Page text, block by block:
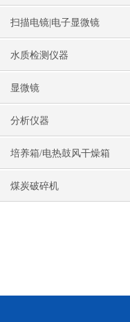
扫描电镜|电子显微镜
水质检测仪器
显微镜
分析仪器
培养箱/电热鼓风干燥箱
煤炭破碎机